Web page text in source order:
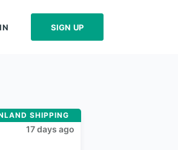
SIGN UP
SHIPPING
17 days ago